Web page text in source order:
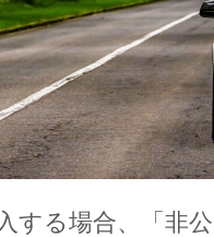
する場合、「非